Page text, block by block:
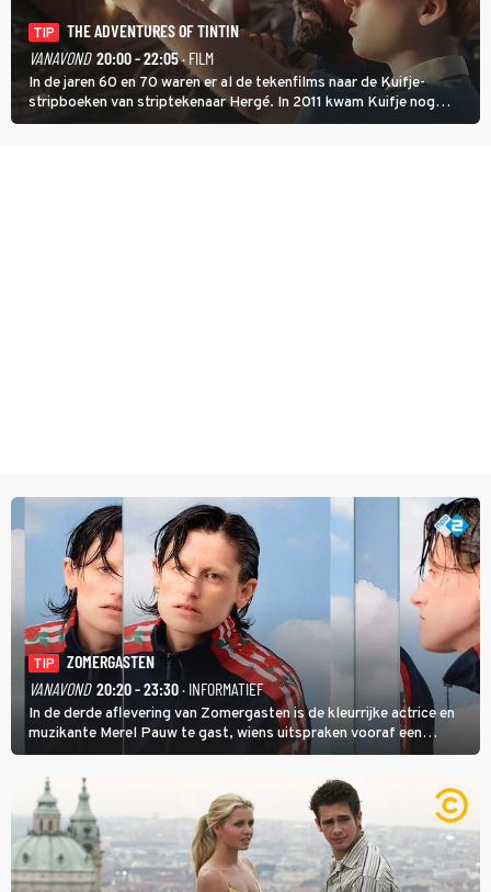
TIP
THE ADVENTURES OF TINTIN
VANAVOND 20:00 - 22:05· FILM
In de jaren 60 en 70 waren er al de tekenfilms naar de Kuifje-
stripboeken van striptekenaar Hergé. In 2011 kwam Kuifje nog
meer tot leven in The Adventures of Tintin van Steven Spielberg.
TIP
ZOMERGASTEN
VANAVOND 20:20 - 23:30· INFORMATIEF
In de derde aflevering van Zomergasten is de kleurrijke actrice en
muzikante Merel Pauw te gast, wiens uitspraken vooraf een
boeiende avond beloven: 'Mijn ideale televisieavond is zoals mijn
identiteit: grenzeloos, absurd en vol angsten'.